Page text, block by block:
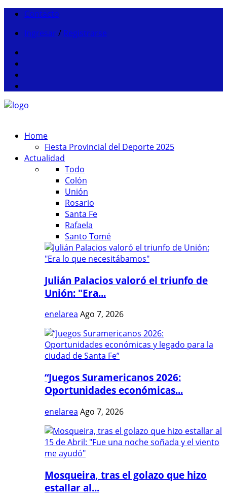
Contacto
Ingresar / Registrarse
Home
Fiesta Provincial del Deporte 2025
Actualidad
Todo
Colón
Unión
Rosario
Santa Fe
Rafaela
Santo Tomé
Julián Palacios valoró el triunfo de
Unión: "Era...
enelarea Ago 7, 2026
“Juegos Suramericanos 2026:
Oportunidades económicas...
enelarea Ago 7, 2026
Mosqueira, tras el golazo que hizo
estallar al...